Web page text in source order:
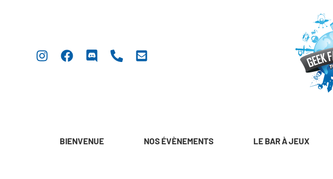
contenu
BIENVENUE NOS ÉVÈNEMENTS LE BAR À JEUX